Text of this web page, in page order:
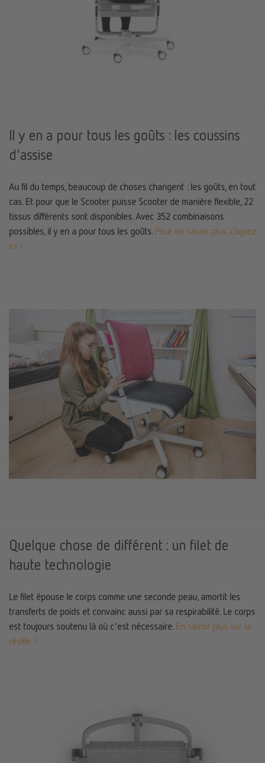
Il y en a pour tous les goûts : les coussins
d'assise
Au fil du temps, beaucoup de choses changent : les goûts, en tout
cas. Et pour que le Scooter puisse Scooter de manière flexible, 22
tissus différents sont disponibles. Avec 352 combinaisons
possibles, il y en a pour tous les goûts. Pour en savoir plus, cliquez
ici !
Quelque chose de différent : un filet de
haute technologie
Le filet épouse le corps comme une seconde peau, amortit les
transferts de poids et convainc aussi par sa respirabilité. Le corps
est toujours soutenu là où c'est nécessaire. En savoir plus sur la
résille !